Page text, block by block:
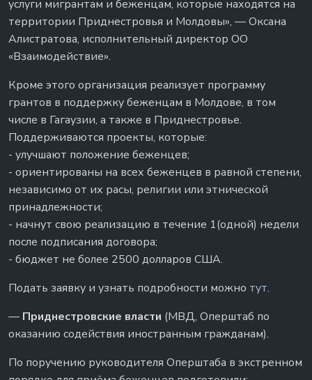
услуги мигрантам и беженцам, которые находятся на
территории Приднестровья и Молдовы», — Оксана
Алистратова, исполнительный директор ОО
«Взаимодействие».
Кроме этого организация реализует программу
грантов в поддержку беженцам в Молдове, в том
числе в Гагаузии, а также в Приднестровье.
Поддерживаются проекты, которые:
- улучшают положение беженцев;
- ориентированы на всех беженцев в равной степени,
независимо от их расы, религии или этнической
принадлежности;
- начнут свою реализацию в течение 1(одной) недели
после подписания договора;
- бюджет не более 2500 долларов США.
Подать заявку и узнать подробности можно тут.
— Приднестровские власти (МВД, Оперштаб по
оказанию содействия иностранным гражданам).
По поручению руководителя Оперштаба в экстренном